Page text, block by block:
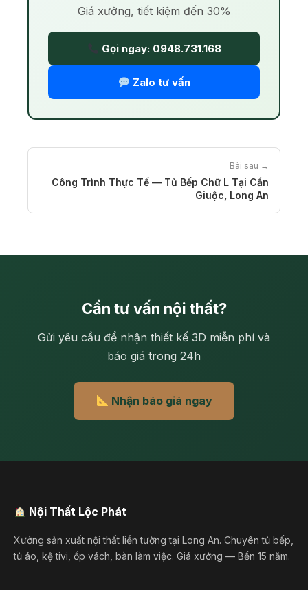
Giá xưởng, tiết kiệm đến 30%
Gọi ngay: 0948.731.168
Zalo tư vấn
Bài sau →
Công Trình Thực Tế — Tủ Bếp Chữ L Tại Cần
Giuộc, Long An
Cần tư vấn nội thất?
Gửi yêu cầu để nhận thiết kế 3D miễn phí và
báo giá trong 24h
Nhận báo giá ngay
Nội Thất Lộc Phát
Xưởng sản xuất nội thất liền tường tại Long An. Chuyên tủ bếp,
tủ áo, kệ tivi, ốp vách, bàn làm việc. Giá xưởng — Bền 15 năm.